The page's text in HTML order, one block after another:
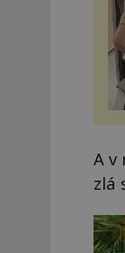
A v
zlá